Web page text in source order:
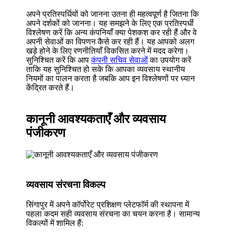
अपने प्रतिस्पर्धियों को जानना उतना ही महत्वपूर्ण है जितना कि
अपने दर्शकों को जानना। यह समझने के लिए एक प्रतिस्पर्धी
विश्लेषण करें कि अन्य कंपनियाँ क्या पेशकश कर रही हैं और वे
अपनी सेवाओं का विपणन कैसे कर रही हैं। यह आपको अलग
खड़े होने के लिए रणनीतियाँ विकसित करने में मदद करेगा।
सुनिश्चित करें कि आपकंपनी सचिव सेवाओंका उपयोग करें
ताकि यह सुनिश्चित हो सके कि आपका व्यवसाय स्थानीय
नियमों का पालन करता है जबकि आप इन विश्लेषणों पर ध्यान
केंद्रित करते हैं।
कानूनी आवश्यकताएँ और व्यवसाय
पंजीकरण
व्यवसाय संरचना विकल्प
सिंगापुर में अपने कॉर्पोरेट प्रशिक्षण प्लेटफॉर्म की स्थापना में
पहला कदम सही व्यवसाय संरचना का चयन करना है। सामान्य
विकल्पों में शामिल हैं: